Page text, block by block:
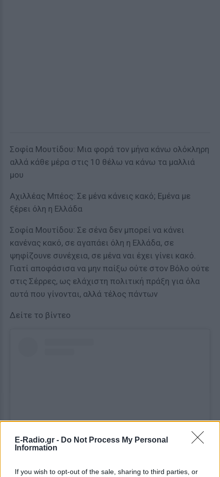
E-Radio.gr - Do Not Process My Personal
Information
If you wish to opt-out of the sale, sharing to third parties, or
Σοφία Μουτίδου: Μια φορά τον μήνα κάνω ολόκληρη
αλλά κάθε μέρα στις 10 θέλω να κάνω τα μαλλιά
μου
Αχιλλέας Μπέος: Σε μένα κάνεις κακό; Εμένα με
ξέρει όλη η Ελλάδα
Σοφία Μουτίδου: Σε σένα δεν μπορεί να κάνει
κανένας κακό, σε αγαπάει όλη η Ελλάδα, σε
ψηφίζουνε συνέχεια, σε μένα ναι έχει γίνει κακό.
Γιατί αποφάσισα να μην παίξω ούτε στον Βόλο ούτε
στις Σέρρες, ως ελάχιστη πολιτική πράξη για όλα
αυτά που γίνονται, αλλά τέλος πάντων
Δείτε το βίντεο